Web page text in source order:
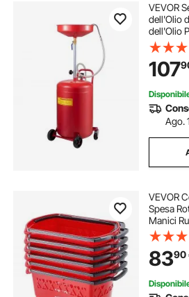
VEVOR
dell'Olio
dell'Olio
Cambio
Scarico
Imbuto
107
Ago.
VEVOR
Spesa
Manici
Grandi
Carrelli
8390